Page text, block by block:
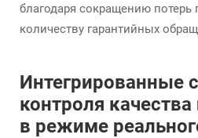
благодаря сокращению
количеству гарантийных
Интегрированные
контроля
в режиме